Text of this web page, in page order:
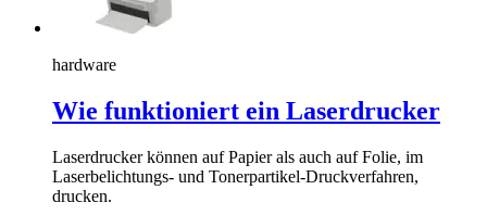
hardware
Wie funktioniert ein Laserdrucker
Laserdrucker können auf Papier als auch auf Folie, im
Laserbelichtungs- und Tonerpartikel-Druckverfahren,
drucken.